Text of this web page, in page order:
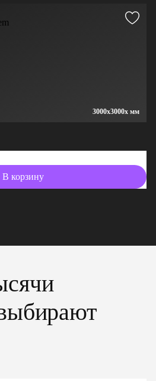
3000x3000x мм
В корзину